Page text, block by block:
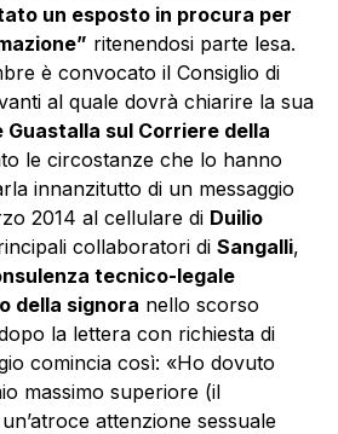
un esposto in procura per
ritenendosi parte lesa.
è convocato il Consiglio di
al quale dovrà chiarire la sua
Guastalla sul Corriere della
le circostanze che lo hanno
innanzitutto di un messaggio
2014 al cellulare di Duilio
collaboratori di Sangalli,
tecnico-legale
della signora nello scorso
la lettera con richiesta di
comincia così: «Ho dovuto
massimo superiore (il
attenzione sessuale